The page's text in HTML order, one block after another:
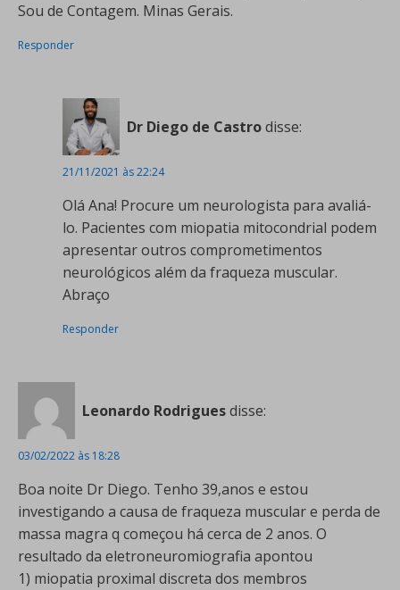
Sou de Contagem. Minas Gerais.
Responder
Dr Diego de Castrodisse:
21/11/2021 às 22:24
Olá Ana! Procure um neurologista para avaliá-
lo. Pacientes com miopatia mitocondrial podem
apresentar outros comprometimentos
neurológicos além da fraqueza muscular.
Abraço
Responder
Leonardo Rodriguesdisse:
03/02/2022 às 18:28
Boa noite Dr Diego. Tenho 39,anos e estou
investigando a causa de fraqueza muscular e perda de
massa magra q começou há cerca de 2 anos. O
resultado da eletroneuromiografia apontou
1) miopatia proximal discreta dos membros